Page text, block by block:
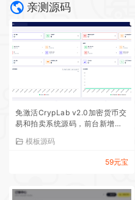
亲测源码
免激活CrypLab v2.0加密货币交
易和拍卖系统源码，前台新增中
模板源码
59元宝